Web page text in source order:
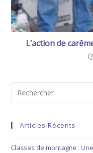
L’action de
Articles Récents
Classes de montagne :